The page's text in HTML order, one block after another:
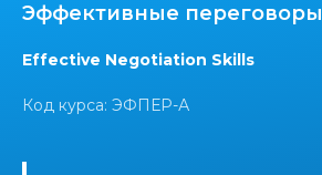
Эффективные переговоры
Effective Negotiation Skills
Код курса: ЭФПЕР-А